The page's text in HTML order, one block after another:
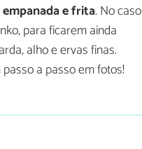
e frita. No caso
para ficarem ainda
alho e ervas finas.
passo a passo em fotos!